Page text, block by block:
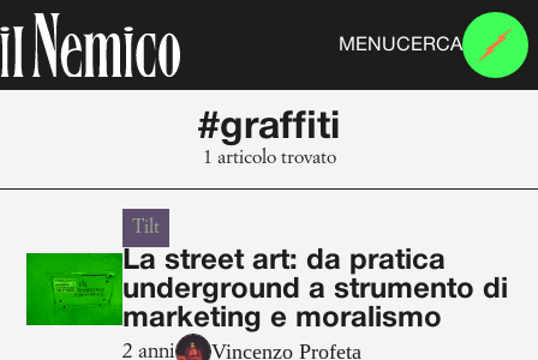
MENUCERCA
#graffiti
1 articolo trovato
Tilt
La street art: da pratica
underground a strumento di
marketing e moralismo
2 anni Vincenzo Profeta